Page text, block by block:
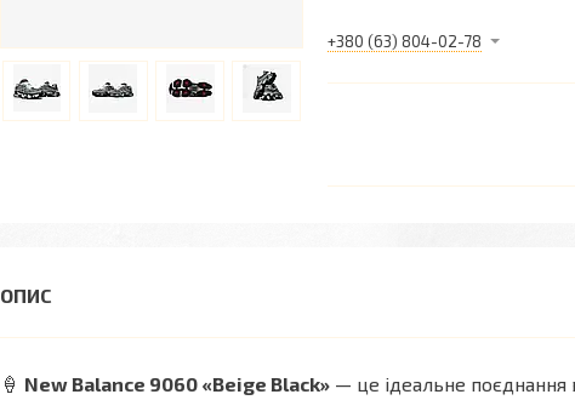
+380 (63) 804-02-78
🍦 New Balance 9060 «Beige Black» — це ідеальне